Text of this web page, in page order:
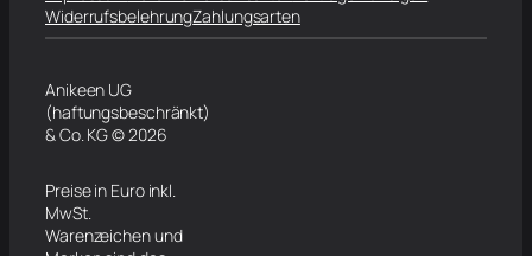
WiderrufsbelehrungZahlungsarten
Anikeen UG
(haftungsbeschränkt)
& Co. KG © 2026
Preise in Euro inkl.
MwSt.
Warenzeichen und